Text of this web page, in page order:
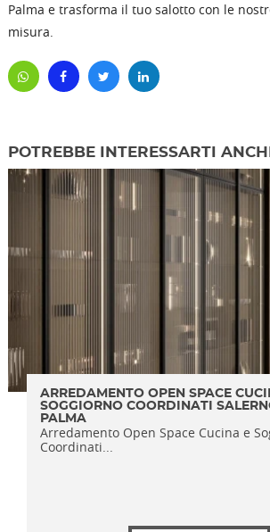
Palma e trasforma il tuo salotto con le
misura.
POTREBBE INTERESSARTI
ARREDAMENTO OPEN SPACE
SOGGIORNO COORDINATI
PALMA
Arredamento Open Space Cucina e
Coordinati...